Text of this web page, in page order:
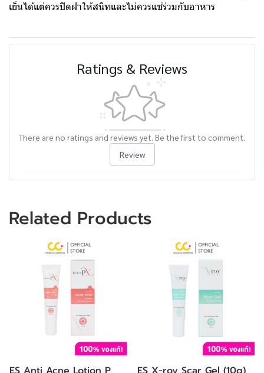
เย็นได้แต่ควรปิดฝาให้สนิทและไม่ควรแช่ร่วมกับอาหาร
Ratings & Reviews
There are no ratings and reviews yet. Be the first to comment.
Review
Related Products